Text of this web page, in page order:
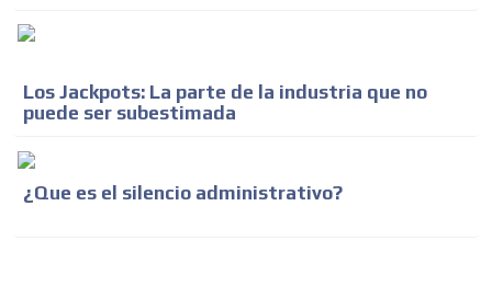
Los Jackpots: La parte de la industria que no
puede ser subestimada
¿Que es el silencio administrativo?